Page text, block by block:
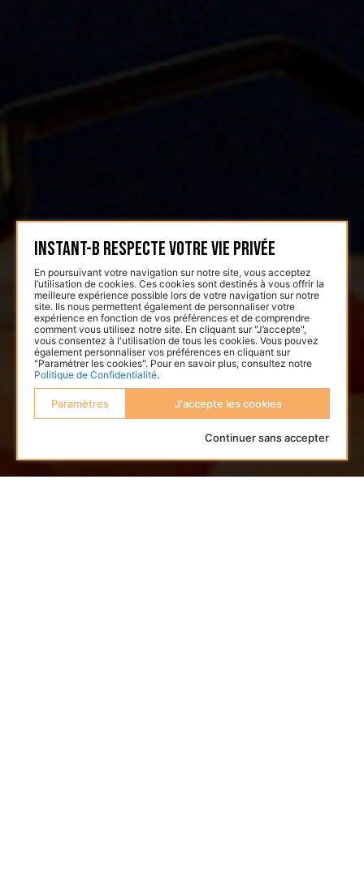
Instant-B respecte votre vie privée
En poursuivant votre navigation sur notre site, vous acceptez
l’utilisation de cookies. Ces cookies sont destinés à vous offrir la
meilleure expérience possible lors de votre navigation sur notre
site. Ils nous permettent également de personnaliser votre
expérience en fonction de vos préférences et de comprendre
comment vous utilisez notre site. En cliquant sur "J’accepte",
vous consentez à l'utilisation de tous les cookies. Vous pouvez
également personnaliser vos préférences en cliquant sur
"Paramétrer les cookies". Pour en savoir plus, consultez notre
Politique de Confidentialité.
J'accepte les cookies
Continuer sans accepter
Paramètres